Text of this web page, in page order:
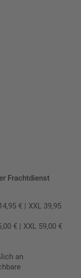
Frachtdienst
€ | XXL 39,95
€ | XXL 59,00 €
an